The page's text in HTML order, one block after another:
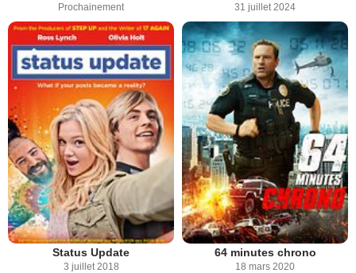
Prochainement 31 juillet 2024
Status Update
3 juillet 2018
64 minutes chrono
18 mars 2020